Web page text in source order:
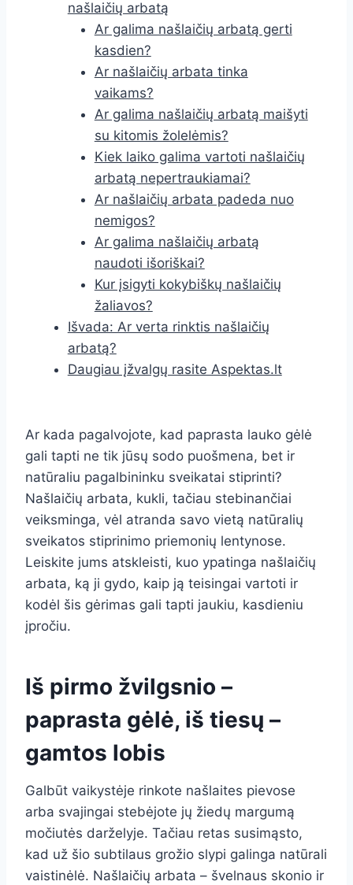
našlaičių arbatą
Ar galima našlaičių arbatą gerti
kasdien?
Ar našlaičių arbata tinka
vaikams?
Ar galima našlaičių arbatą maišyti
su kitomis žolelėmis?
Kiek laiko galima vartoti našlaičių
arbatą nepertraukiamai?
Ar našlaičių arbata padeda nuo
nemigos?
Ar galima našlaičių arbatą
naudoti išoriškai?
Kur įsigyti kokybiškų našlaičių
žaliavos?
Išvada: Ar verta rinktis našlaičių
arbatą?
Daugiau įžvalgų rasite Aspektas.lt
Ar kada pagalvojote, kad paprasta lauko gėlė
gali tapti ne tik jūsų sodo puošmena, bet ir
natūraliu pagalbininku sveikatai stiprinti?
Našlaičių arbata, kukli, tačiau stebinančiai
veiksminga, vėl atranda savo vietą natūralių
sveikatos stiprinimo priemonių lentynose.
Leiskite jums atskleisti, kuo ypatinga našlaičių
arbata, ką ji gydo, kaip ją teisingai vartoti ir
kodėl šis gėrimas gali tapti jaukiu, kasdieniu
įpročiu.
Iš pirmo žvilgsnio –
paprasta gėlė, iš tiesų –
gamtos lobis
Galbūt vaikystėje rinkote našlaites pievose
arba svajingai stebėjote jų žiedų margumą
močiutės darželyje. Tačiau retas susimąsto,
kad už šio subtilaus grožio slypi galinga natūrali
vaistinėlė. Našlaičių arbata – švelnaus skonio ir